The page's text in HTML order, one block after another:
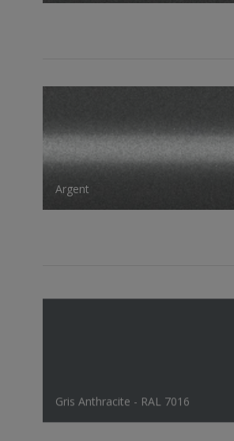
Argent
Gris Anthracite - RAL 7016